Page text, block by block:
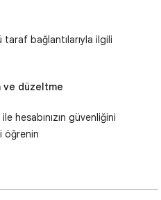
bağlantılarıyla ilgili
ve düzeltme
hesabınızın güvenliğini
öğrenin